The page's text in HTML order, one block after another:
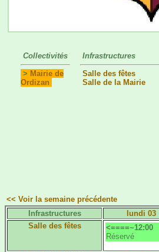
Collectivités
> Mairie de
Ordizan
Infrastructures
Salle des fêtes
Salle de la Mairie
<< Voir la semaine précédente
Infrastructures
lundi 03
Salle des fêtes
<====~12:00
Réservé